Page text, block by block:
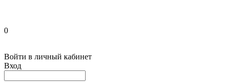
0
Войти в личный кабинет
Вход